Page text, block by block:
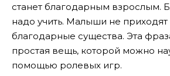
станет благодарным взрослым.
надо учить. Малыши не
благодарные существа. Эта
простая вещь, которой можно
помощью ролевых игр.